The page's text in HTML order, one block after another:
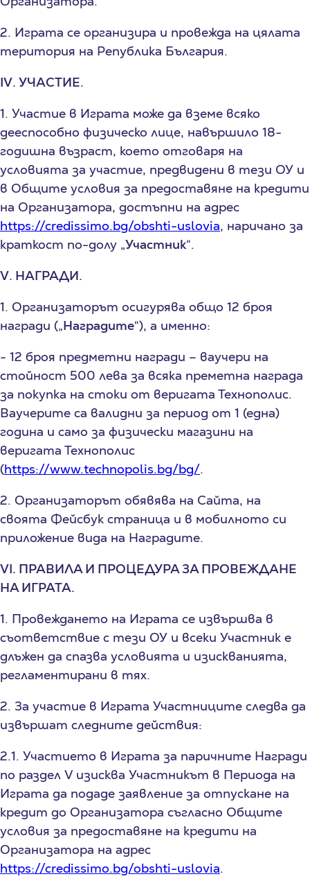
2. Играта се организира и провежда на цялата
територия на Република България.
IV. УЧАСТИЕ.
1. Участие в Играта може да вземе всяко
дееспособно физическо лице, навършило 18-
годишна възраст, което отговаря на
условията за участие, предвидени в тези ОУ и
в Общите условия за предоставяне на кредити
на Организатора, достъпни на адрес
https://credissimo.bg/obshti-uslovia, наричано за
краткост по-долу „Участник“.
V. НАГРАДИ.
1. Организаторът осигурява общо 12 броя
награди („Наградите“), а именно:
- 12 броя предметни награди – ваучери на
стойност 500 лева за всяка преметна награда
за покупка на стоки от веригата Технополис.
Ваучерите са валидни за период от 1 (една)
година и само за физически магазини на
веригата Технополис
(https://www.technopolis.bg/bg/.
2. Организаторът обявява на Сайтa, на
своята Фейсбук страница и в мобилното си
приложение вида на Наградите.
VI. ПРАВИЛА И ПРОЦЕДУРА ЗА ПРОВЕЖДАНЕ
НА ИГРАТА.
1. Провеждането на Играта се извършва в
съответствие с тези ОУ и всеки Участник е
длъжен да спазва условията и изискванията,
регламентирани в тях.
2. За участие в Играта Участниците следва да
извършат следните действия:
2.1. Участието в Играта за паричните Награди
по раздел V изисква Участникът в Периода на
Играта да подаде заявление за отпускане на
кредит до Организатора съгласно Общите
условия за предоставяне на кредити на
Организатора на адрес
https://credissimo.bg/obshti-uslovia.